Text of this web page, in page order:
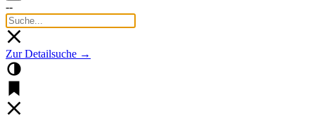
--
Zur Detailsuche →